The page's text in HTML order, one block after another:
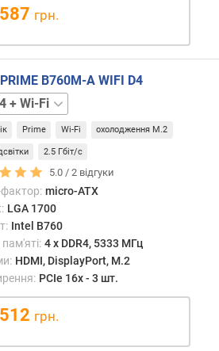
грн.
B760M-A WIFI D4
Prime Wi-Fi охолодження M.2
2.5 Гбіт/с
5.0 /2 відгуки
micro-ATX
LGA 1700
Intel B760
4 х DDR4, 5333 МГц
HDMI, DisplayPort, M.2
PCIe 16x - 3 шт.
грн.